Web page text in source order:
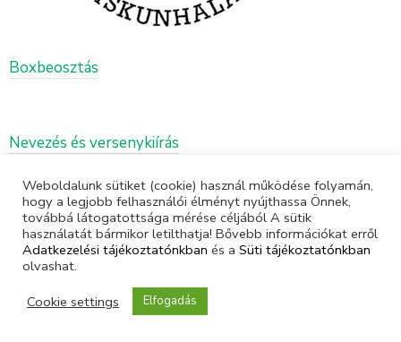
Boxbeosztás
Nevezés és versenykiírás
Weboldalunk sütiket (cookie) használ működése folyamán,
hogy a legjobb felhasználói élményt nyújthassa Önnek,
továbbá látogatottsága mérése céljából A sütik
használatát bármikor letilthatja! Bővebb információkat erről
Adatkezelési tájékoztatónkban és a Süti tájékoztatónkban
olvashat.
Cookie settings
Elfogadás